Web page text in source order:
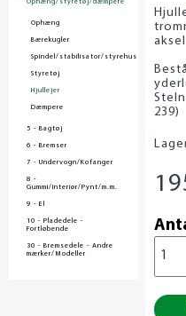
Ophæng
Bærekugler
Spindel/stabilisator/styrehus
Styretøj
Hjullejer
Dæmpere
5 - Bagtøj
6 - Bremser
7 - Undervogn/Kofanger
8 -
Gummi/Interiør/Pynt/m.m.
9 - El
10 - Pladedele -
Fortløbende
30 - Bremsedele - Andre
mærker/Modeller
239)